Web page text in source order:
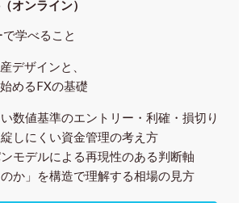
オンライン）
学べること
デザインと、
めるFXの基礎
数値基準のエントリー・利確・損切り
しにくい資金管理の考え方
モデルによる再現性のある判断軸
か」を構造で理解する相場の見方